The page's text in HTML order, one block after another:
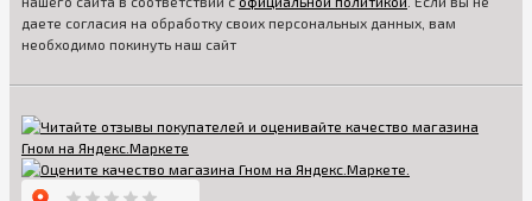
даете согласия на обработку своих персональных данных, вам
необходимо покинуть наш сайт